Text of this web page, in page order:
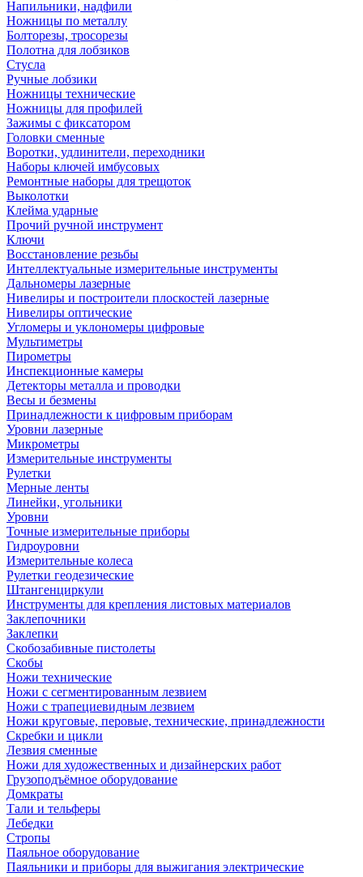
Напильники, надфили
Ножницы по металлу
Болторезы, тросорезы
Полотна для лобзиков
Стусла
Ручные лобзики
Ножницы технические
Ножницы для профилей
Зажимы с фиксатором
Головки сменные
Воротки, удлинители, переходники
Наборы ключей имбусовых
Ремонтные наборы для трещоток
Выколотки
Клейма ударные
Прочий ручной инструмент
Ключи
Восстановление резьбы
Интеллектуальные измерительные инструменты
Дальномеры лазерные
Нивелиры и построители плоскостей лазерные
Нивелиры оптические
Угломеры и уклономеры цифровые
Мультиметры
Пирометры
Инспекционные камеры
Детекторы металла и проводки
Весы и безмены
Принадлежности к цифровым приборам
Уровни лазерные
Микрометры
Измерительные инструменты
Рулетки
Мерные ленты
Линейки, угольники
Уровни
Точные измерительные приборы
Гидроуровни
Измерительные колеса
Рулетки геодезические
Штангенциркули
Инструменты для крепления листовых материалов
Заклепочники
Заклепки
Скобозабивные пистолеты
Скобы
Ножи технические
Ножи с сегментированным лезвием
Ножи с трапециевидным лезвием
Ножи круговые, перовые, технические, принадлежности
Скребки и цикли
Лезвия сменные
Ножи для художественных и дизайнерских работ
Грузоподъёмное оборудование
Домкраты
Тали и тельферы
Лебедки
Стропы
Паяльное оборудование
Паяльники и приборы для выжигания электрические